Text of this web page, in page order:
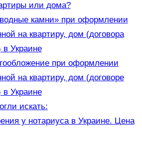
или дома?
камни» при оформлении
на квартиру, дом (договора
в Украине
при оформлении
на квартиру, дом (договоре
в Украине
искать:
у нотариуса в Украине. Цена